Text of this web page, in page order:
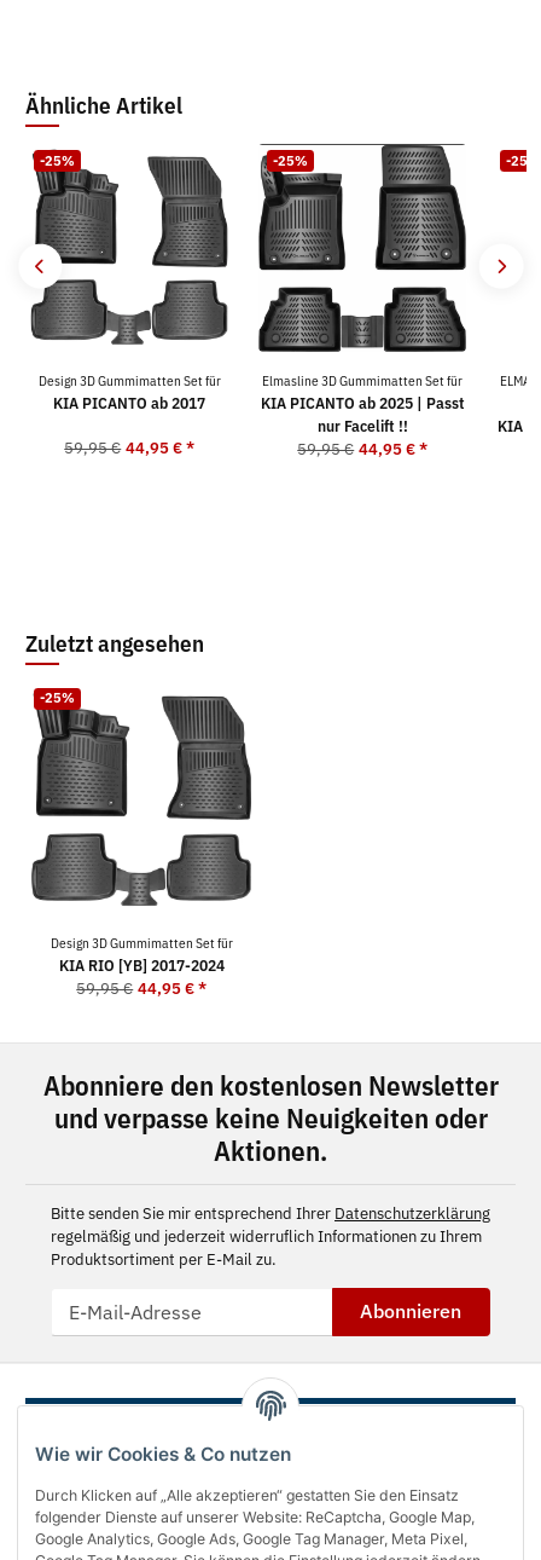
Wie wir Cookies & Co nutzen
Durch Klicken auf „Alle akzeptieren“ gestatten Sie den Einsatz
folgender Dienste auf unserer Website: ReCaptcha, Google Map,
Google Analytics, Google Ads, Google Tag Manager, Meta Pixel,
Ähnliche Artikel
-25%
Design 3D Gummimatten Set für
KIA PICANTO ab 2017
59,95 € 44,95 €*
-25%
Elmasline 3D Gummimatten Set für
KIA PICANTO ab 2025 | Passt
nur Facelift !!
59,95 € 44,95 €*
-25%
KIA
Zuletzt angesehen
-25%
Design 3D Gummimatten Set für
KIA RIO [YB] 2017-2024
59,95 € 44,95 €*
Abonniere den kostenlosen Newsletter
und verpasse keine Neuigkeiten oder
Aktionen.
Bitte senden Sie mir entsprechend Ihrer Datenschutzerklärung
regelmäßig und jederzeit widerruflich Informationen zu Ihrem
Produktsortiment per E-Mail zu.
Abonnieren